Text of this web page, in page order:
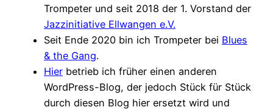
Trompeter und seit 2018 der 1. Vorstand der
Jazzinitiative Ellwangen e.V.
Seit Ende 2020 bin ich Trompeter bei Blues
& the Gang.
Hier betrieb ich früher einen anderen
WordPress-Blog, der jedoch Stück für Stück
durch diesen Blog hier ersetzt wird und